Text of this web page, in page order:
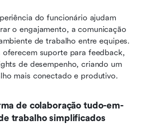
do funcionário ajudam
o engajamento, a comunicação
de trabalho entre equipes.
oferecem suporte para feedback,
de desempenho, criando um
mais conectado e produtivo.
de colaboração tudo-em-
trabalho simplificados